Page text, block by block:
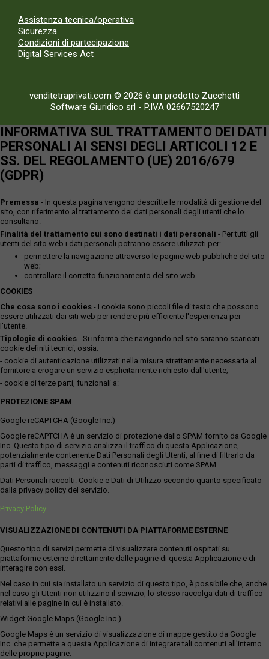
Assistenza tecnica/operativa
Sicurezza
Condizioni di partecipazione
Digital Services Act
venditetraprivati.com © 2026 è un prodotto Zucchetti
Software Giuridico srl - P.IVA 02667520247
INFORMATIVA SUL TRATTAMENTO DEI DATI
PERSONALI AI SENSI DEGLI ARTICOLI 12 E
SS. DEL REGOLAMENTO (UE) 2016/679
(GDPR)
Premessa - In questa pagina vengono descritte le modalità di gestione del
sito, con riferimento al trattamento dei dati personali degli utenti che lo
consultano.
Finalità del trattamento cui sono destinati i dati personali - Per tutti gli
utenti del sito web i dati personali potranno essere utilizzati per:
permettere la navigazione attraverso le pagine web pubbliche del sito
web;
controllare il corretto funzionamento del sito web.
COOKIES
Che cosa sono i cookies - I cookie sono piccoli file di testo che possono
essere utilizzati dai siti web per rendere più efficiente l'esperienza per
l'utente.
Tipologie di cookies - Si informa che navigando nel sito saranno scaricati
cookie definiti tecnici, ossia:
- cookie di autenticazione utilizzati nella misura strettamente necessaria al
fornitore a erogare un servizio esplicitamente richiesto dall'utente;
- cookie di terze parti, funzionali a:
PROTEZIONE SPAM
Google reCAPTCHA (Google Inc.)
Google reCAPTCHA è un servizio di protezione dallo SPAM fornito da Google
Inc. Questo tipo di servizio analizza il traffico di questa Applicazione,
potenzialmente contenente Dati Personali degli Utenti, al fine di filtrarlo da
parti di traffico, messaggi e contenuti riconosciuti come SPAM.
Dati Personali raccolti: Cookie e Dati di Utilizzo secondo quanto specificato
dalla privacy policy del servizio.
Privacy Policy
VISUALIZZAZIONE DI CONTENUTI DA PIATTAFORME ESTERNE
Questo tipo di servizi permette di visualizzare contenuti ospitati su
piattaforme esterne direttamente dalle pagine di questa Applicazione e di
interagire con essi.
Nel caso in cui sia installato un servizio di questo tipo, è possibile che, anche
nel caso gli Utenti non utilizzino il servizio, lo stesso raccolga dati di traffico
relativi alle pagine in cui è installato.
Widget Google Maps (Google Inc.)
Google Maps è un servizio di visualizzazione di mappe gestito da Google
Inc. che permette a questa Applicazione di integrare tali contenuti all'interno
delle proprie pagine.